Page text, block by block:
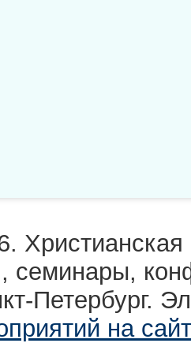
семинары,
Петербург.
на сайт